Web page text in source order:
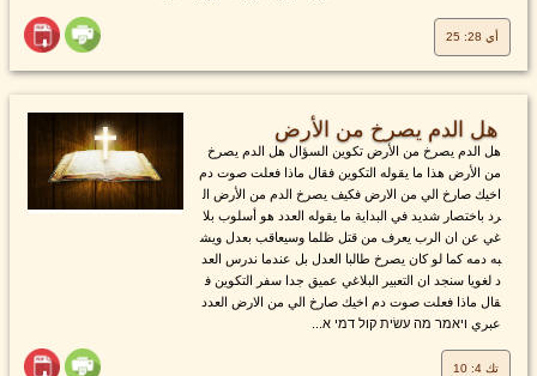
أي 28: 25
هل الدم يصرخ من الأرض
هل الدم يصرخ من الأرض تكوين السؤال هل الدم يصرخ
من الأرض هذا ما يقوله التكوين فقال ماذا فعلت صوت دم
اخيك صارخ الي من الارض فكيف يصرخ الدم من الأرض ال
رد باختصار شديد في البداية ما يقوله العدد هو أسلوب بلا
غي عن ان الرب يعرف من قتل ظلما وسيعاقب بعدل ويش
به دمه كما لو كان يصرخ طالبا العدل بل عندما ندرس العد
د لغويا سنجد ان التعبير البلاغي عميق جدا سفر التكوين ف
قال ماذا فعلت صوت دم اخيك صارخ الي من الارض العدد
عبري ויאמר מה עשׂית קול דמי א...
تك 4: 10